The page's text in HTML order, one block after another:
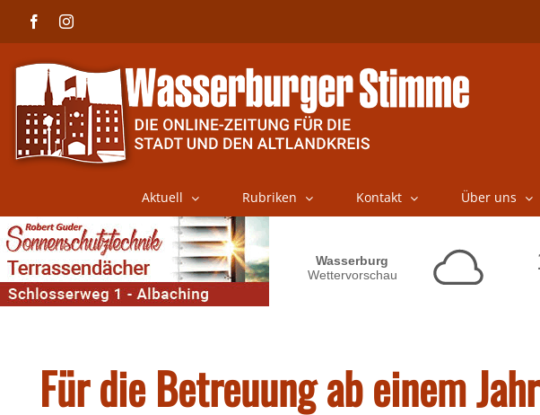
FacebookInstagram
Aktuell Rubriken Kontakt Über uns
Für die Betreuung ab einem Jahr